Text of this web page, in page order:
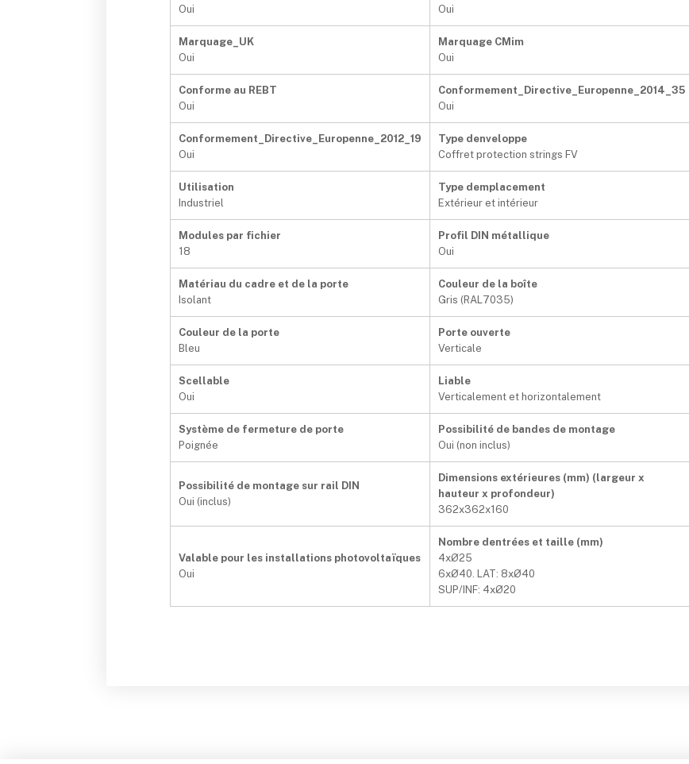
Oui
Oui
Marquage_UK
Oui
Marquage CMim
Oui
Conforme au REBT
Oui
Conformement_Directive_Europenne_2014_35
Oui
Conformement_Directive_Europenne_2012_19
Oui
Type denveloppe
Coffret protection strings FV
Utilisation
Industriel
Type demplacement
Extérieur et intérieur
Modules par fichier
18
Profil DIN métallique
Oui
Matériau du cadre et de la porte
Isolant
Couleur de la boîte
Gris (RAL7035)
Couleur de la porte
Bleu
Porte ouverte
Verticale
Scellable
Oui
Liable
Verticalement et horizontalement
Système de fermeture de porte
Poignée
Possibilité de bandes de montage
Oui (non inclus)
Possibilité de montage sur rail DIN
Oui (inclus)
Dimensions extérieures (mm) (largeur x
hauteur x profondeur)
362x362x160
Valable pour les installations photovoltaïques
Oui
Nombre dentrées et taille (mm)
4xØ25
6xØ40. LAT: 8xØ40
SUP/INF: 4xØ20